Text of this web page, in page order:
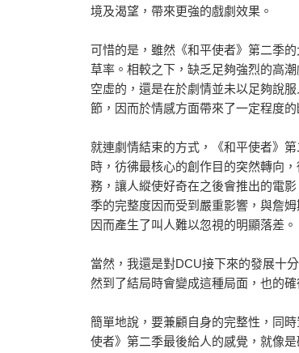
境及渴望，帶來更強的戲劇效果。
可惜的是，雖然《和平使者》第二季
草率。相較之下，缺乏足夠強烈的高
空虛的，還是在於劇情並未以足夠說
節，因而於情感方面帶來了一定程度的
就連劇情結束的方式，《和平使者》
時，彷彿最核心的創作目的突然轉向
務，讓人縱使好奇在之後會推出的電
季的完整度因而受到嚴重影響，與詹
因而產生了叫人難以忽視的明顯落差。
當然，我還是對DCU接下來的發展十
然到了結局時會變成這種局面，也的確
簡單地說，要兼顧自身的完整性，同
使者》第二季最後給人的感覺，就像